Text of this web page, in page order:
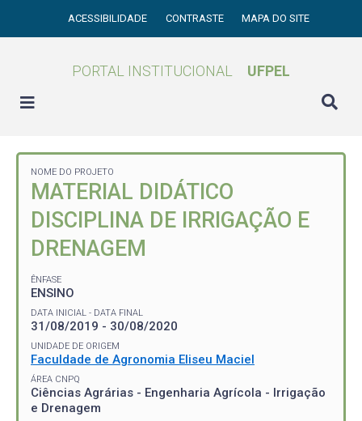
ACESSIBILIDADE CONTRASTE MAPA DO SITE
PORTAL INSTITUCIONAL UFPEL
NOME DO PROJETO
MATERIAL DIDÁTICO
DISCIPLINA DE IRRIGAÇÃO E
DRENAGEM
ÊNFASE
ENSINO
DATA INICIAL - DATA FINAL
31/08/2019 - 30/08/2020
UNIDADE DE ORIGEM
Faculdade de Agronomia Eliseu Maciel
ÁREA CNPQ
Ciências Agrárias - Engenharia Agrícola - Irrigação
e Drenagem